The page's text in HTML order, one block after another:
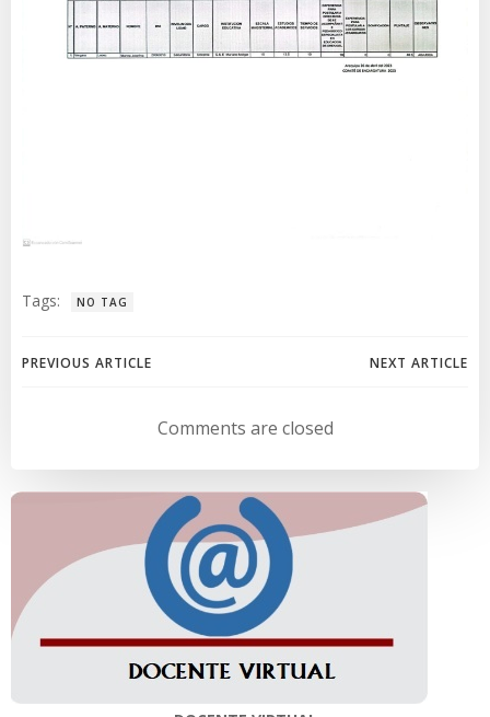
Tags: NO TAG
Navegación
entradas
PREVIOUS ARTICLE
Navegación
de
entradas
NEXT ARTICLE
Comments are closed